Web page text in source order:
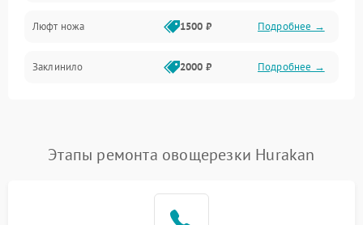
Люфт ножа 1500 ₽ Подробнее →
Заклинило 2000 ₽ Подробнее →
Этапы ремонта овощерезки Hurakan